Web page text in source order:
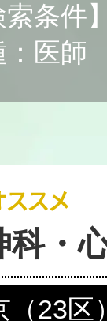
索条件】
医師
科・
（23区）